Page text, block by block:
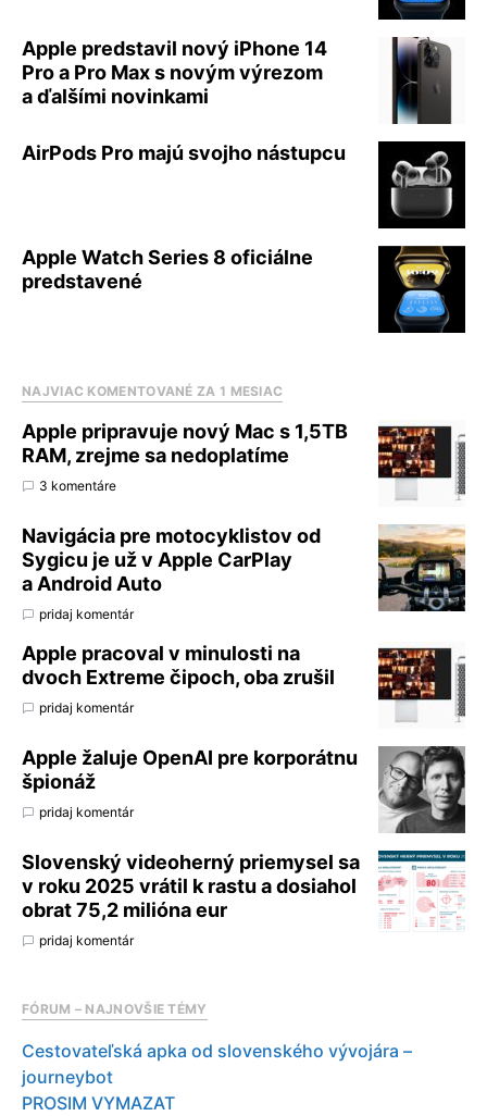
Apple predstavil nový iPhone 14
Pro a Pro Max s novým výrezom
a ďalšími novinkami
AirPods Pro majú svojho nástupcu
Apple Watch Series 8 oficiálne
predstavené
NAJVIAC KOMENTOVANÉ ZA 1 MESIAC
Apple pripravuje nový Mac s 1,5TB
RAM, zrejme sa nedoplatíme
3 komentáre
Navigácia pre motocyklistov od
Sygicu je už v Apple CarPlay
a Android Auto
pridaj komentár
Apple pracoval v minulosti na
dvoch Extreme čipoch, oba zrušil
pridaj komentár
Apple žaluje OpenAI pre korporátnu
špionáž
pridaj komentár
Slovenský videoherný priemysel sa
v roku 2025 vrátil k rastu a dosiahol
obrat 75,2 milióna eur
pridaj komentár
FÓRUM – NAJNOVŠIE TÉMY
Cestovateľská apka od slovenského vývojára –
journeybot
PROSIM VYMAZAT